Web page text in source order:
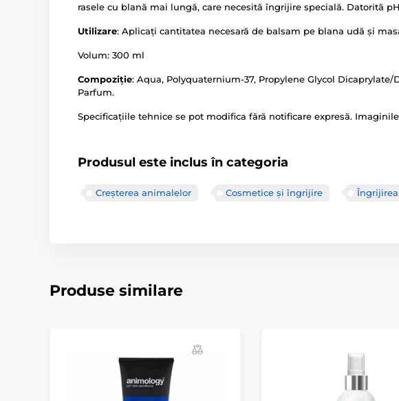
rasele cu blană mai lungă, care necesită îngrijire specială. Datorită
Utilizare: Aplicați cantitatea necesară de balsam pe blana udă și
Volum: 300 ml
Compoziție: Aqua, Polyquaternium-37, Propylene Glycol Dicaprylate/
Parfum.
Specificațiile tehnice se pot modifica fără notificare expresă.
Produsul este inclus în categoria
Creșterea animalelor Cosmetice și îngrijire
Produse similare